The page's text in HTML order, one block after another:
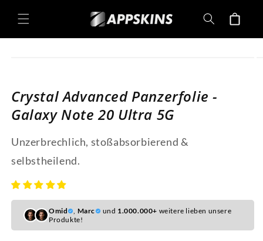
zum
Inhalt
Warenkorb
Crystal Advanced Panzerfolie -
Galaxy Note 20 Ultra 5G
Unzerbrechlich, stoßabsorbierend &
selbstheilend.
Omid , Marc und 1.000.000+ weitere lieben unsere
Produkte!